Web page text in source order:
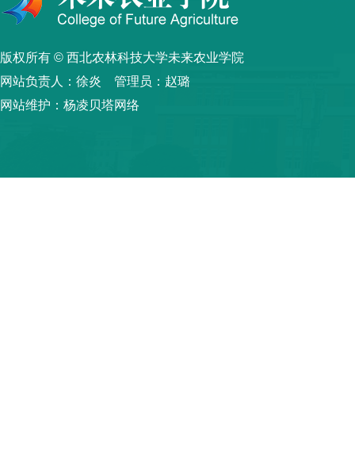
版权所有 © 西北农林科技大学未来农业学院
网站负责人：徐炎 管理员：赵璐
网站维护：杨凌贝塔网络